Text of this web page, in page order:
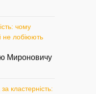
чому
не лобіюють
Мироновичу
кластерність: